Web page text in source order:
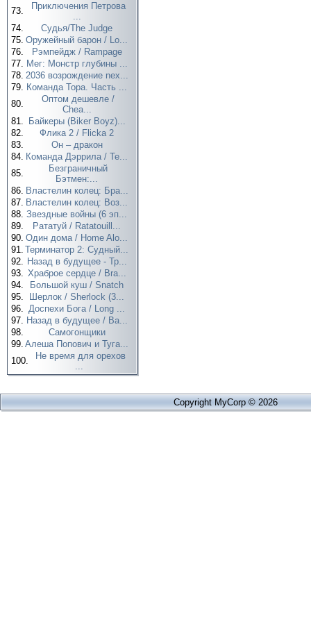
73.
Приключения Петрова
...
74.
Судья/The Judge
75. Оружейный барон / Lo...
76.
Рэмпейдж / Rampage
77. Мег: Монстр глубины ...
78. 2036 возрождение nex...
79. Команда Тора. Часть ...
80.
Оптом дешевле /
Chea...
81.
Байкеры (Biker Boyz)...
82.
Флика 2 / Flicka 2
83.
Он – дракон
84. Команда Дэррила / Te...
85.
Безграничный
Бэтмен:...
86. Властелин колец: Бра...
87. Властелин колец: Воз...
88. Звездные войны (6 эп...
89.
Рататуй / Ratatouill...
90. Один дома / Home Alo...
91. Терминатор 2: Судный...
92. Назад в будущее - Тр...
93. Храброе сердце / Bra...
94.
Большой куш / Snatch
95.
Шерлок / Sherlock (3...
96. Доспехи Бога / Long ...
97. Назад в будущее / Ba...
98.
Самогонщики
99. Алеша Попович и Туга...
100.
Не время для орехов
...
Copyright MyCorp © 2026